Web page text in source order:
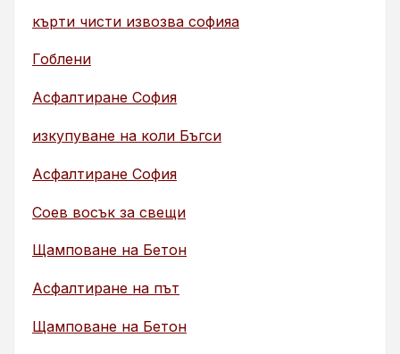
кърти чисти извозва софияа
Гоблени
Асфалтиране София
изкупуване на коли Бъгси
Асфалтиране София
Соев восък за свещи
Щамповане на Бетон
Асфалтиране на път
Щамповане на Бетон